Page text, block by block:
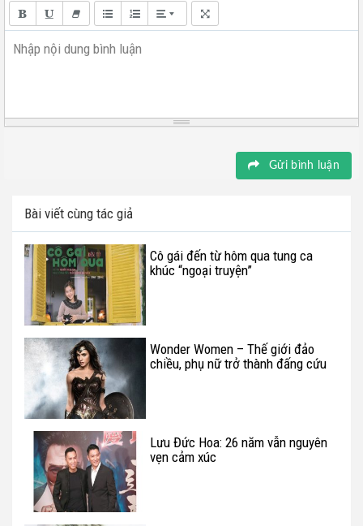
Nhập nội dung bình luận
Gửi bình luận
Bài viết cùng tác giả
Cô gái đến từ hôm qua tung ca
khúc “ngoại truyện”
Wonder Women – Thế giới đảo
chiều, phụ nữ trở thành đấng cứu
Lưu Đức Hoa: 26 năm vẫn nguyên
vẹn cảm xúc